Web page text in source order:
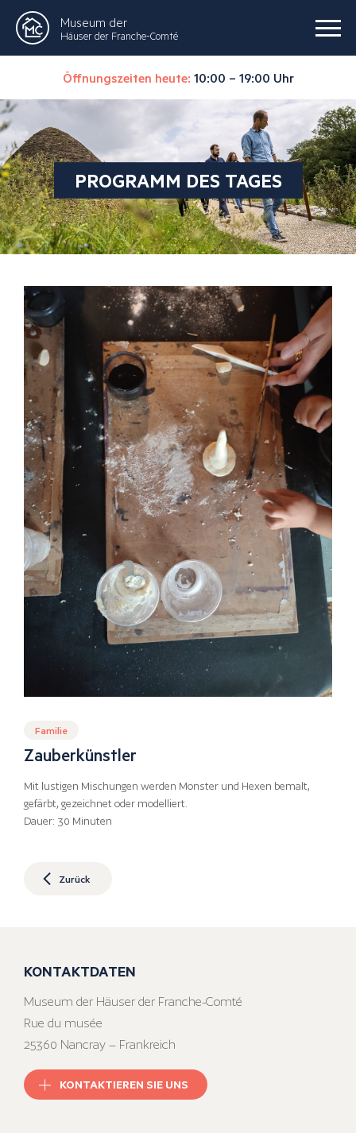
Museum der
Häuser der Franche-Comté
Öffnungszeiten heute: 10:00 – 19:00 Uhr
PROGRAMM DES TAGES
Familie
Zauberkünstler
Mit lustigen Mischungen werden Monster und Hexen bemalt,
gefärbt, gezeichnet oder modelliert.
Dauer: 30 Minuten
Zurück
KONTAKTDATEN
Museum der Häuser der Franche-Comté
Rue du musée
25360 Nancray – Frankreich
KONTAKTIEREN SIE UNS